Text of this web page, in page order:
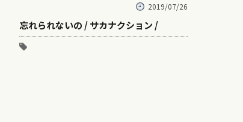
2019/07/26
忘れられないの / サカナクション /